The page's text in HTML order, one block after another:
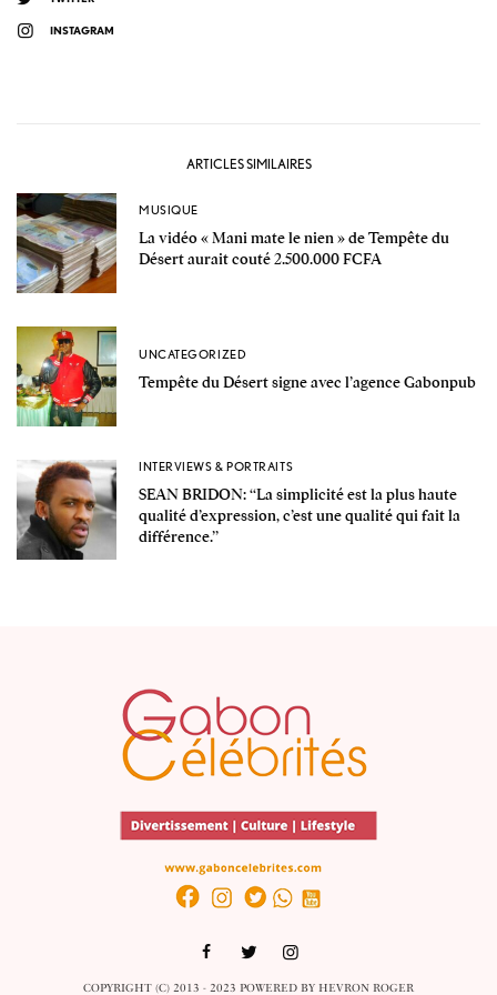
INSTAGRAM
ARTICLES SIMILAIRES
MUSIQUE
La vidéo « Mani mate le nien » de Tempête du
Désert aurait couté 2.500.000 FCFA
UNCATEGORIZED
Tempête du Désert signe avec l’agence Gabonpub
INTERVIEWS & PORTRAITS
SEAN BRIDON: ‘‘La simplicité est la plus haute
qualité d’expression, c’est une qualité qui fait la
différence.’’
COPYRIGHT (C) 2013 - 2023 POWERED BYHEVRON ROGER